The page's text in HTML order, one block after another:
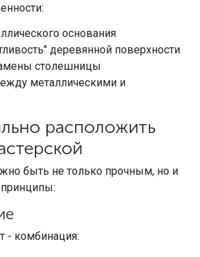
основания
деревянной поверхности
столешницы
металлическими и
расположить
быть не только прочным, но и
- комбинация: